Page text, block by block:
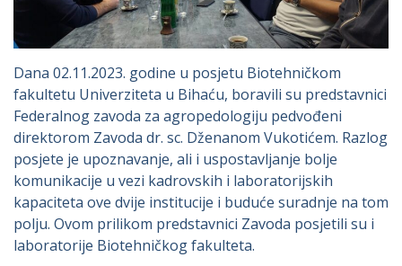
Dana 02.11.2023. godine u posjetu Biotehničkom
fakultetu Univerziteta u Bihaću, boravili su predstavnici
Federalnog zavoda za agropedologiju pedvođeni
direktorom Zavoda dr. sc. Dženanom Vukotićem. Razlog
posjete je upoznavanje, ali i uspostavljanje bolje
komunikacije u vezi kadrovskih i laboratorijskih
kapaciteta ove dvije institucije i buduće suradnje na tom
polju. Ovom prilikom predstavnici Zavoda posjetili su i
laboratorije Biotehničkog fakulteta.